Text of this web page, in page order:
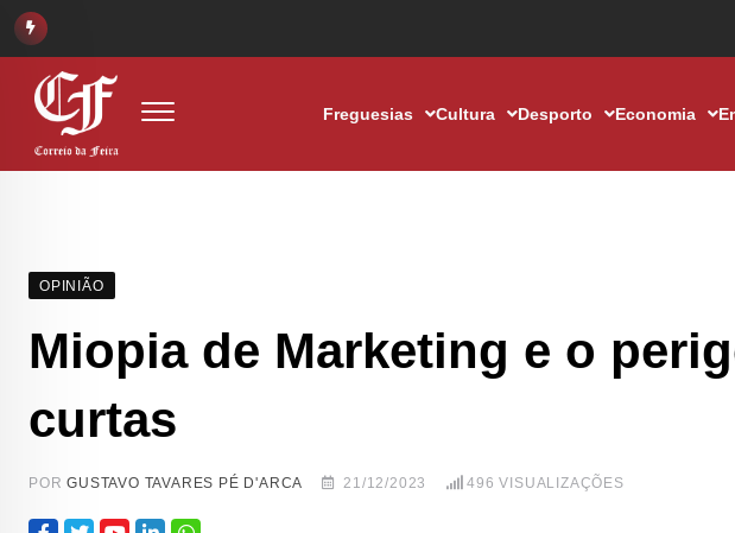
Freguesias Cultura Desporto Economia
OPINIÃO
Miopia de Marketing e o
curtas
PORGUSTAVO TAVARES PÉ D'ARCA 21/12/2023 496 VISUALIZAÇÕES